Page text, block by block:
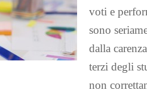
voti e
sono
dalla
terzi degli
non